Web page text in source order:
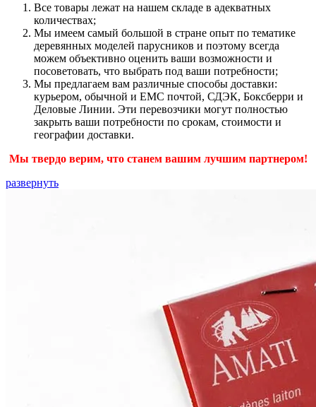
Все товары лежат на нашем складе в адекватных
количествах;
Мы имеем самый большой в стране опыт по тематике
деревянных моделей парусников и поэтому всегда
можем объективно оценить ваши возможности и
посоветовать, что выбрать под ваши потребности;
Мы предлагаем вам различные способы доставки:
курьером, обычной и ЕМС почтой, СДЭК, Боксберри и
Деловые Линии. Эти перевозчики могут полностью
закрыть ваши потребности по срокам, стоимости и
географии доставки.
Мы твердо верим, что станем вашим лучшим партнером!
развернуть